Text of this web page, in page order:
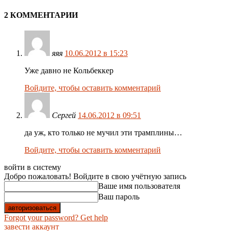
2 КОММЕНТАРИИ
яяя 10.06.2012 в 15:23
Уже давно не Кольбеккер
Войдите, чтобы оставить комментарий
Сергей 14.06.2012 в 09:51
да уж, кто только не мучил эти трамплины…
Войдите, чтобы оставить комментарий
войти в систему
Добро пожаловать! Войдите в свою учётную запись
Ваше имя пользователя
Ваш пароль
Forgot your password? Get help
завести аккаунт